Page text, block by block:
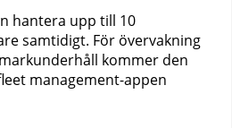
hantera upp till 10
samtidigt. För övervakning
kommer den
management-appen